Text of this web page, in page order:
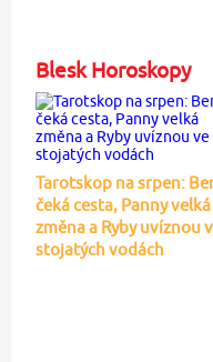
Blesk Horoskopy
Tarotskop na srpen:
čeká cesta, Panny velká
změna a Ryby uvíznou
stojatých vodách